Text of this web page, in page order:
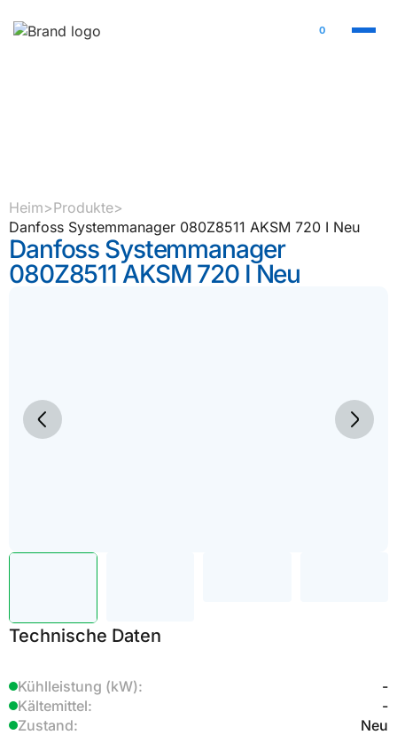
0
Heim>Produkte>
Danfoss Systemmanager 080Z8511 AKSM 720 I Neu
Danfoss Systemmanager
080Z8511 AKSM 720 I Neu
Technische Daten
Kühlleistung (kW):
-
Kältemittel:
-
Zustand:
Neu